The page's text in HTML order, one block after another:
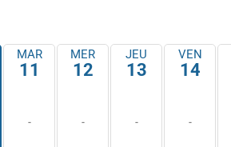
MAR
11
-
MER
12
-
JEU
13
-
VEN
14
-